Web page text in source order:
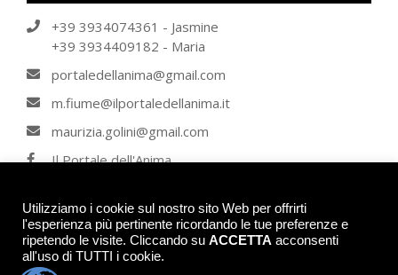
+39 3934074361 - Jasmine
+39 3934409182 - Maria
portaledellanima@gmail.com
m.fiume@ilportaledellanima.it
maurizia.golini@gmail.com
Il Portale dell'Anima
© 2026 - IL PORTALE DELL'ANIMA - Tutti i diritti riservati. Tutti gli articoli, se
non contrariamente indicato, sono di proprietà intellettuale degli autori de Il
Utilizziamo i cookie sul nostro sito Web per offrirti
l'esperienza più pertinente ricordando le tue preferenze e
ripetendo le visite. Cliccando su ACCETTA acconsenti
all'uso di TUTTI i cookie.